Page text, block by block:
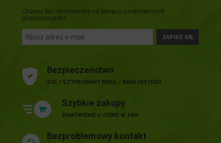
Chcesz być informowany na bieżąco o najnowszych
promocjacjach?
ZAPISZ SIĘ
Bezpieczeństwo
SSL / SZYFROWANY EMAIL / BRAK HISTORII
Szybkie zakupy
ZAMÓWIENIE U CIEBIE W 24H!
Bezproblemowy kontakt